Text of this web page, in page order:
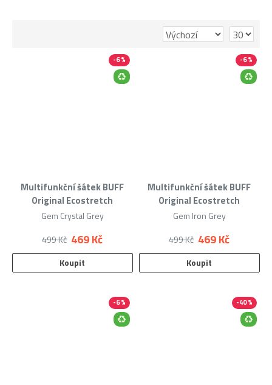
Výprodej
do 500 Kč
-6 %
Multifunkční šátek BUFF
Original Ecostretch
Gem Crystal Grey
469 Kč
499 Kč
Koupit
-6 %
Multifunkční šátek BUFF
Original Ecostretch
Gem Iron Grey
469 Kč
499 Kč
Koupit
-6 % -40 %